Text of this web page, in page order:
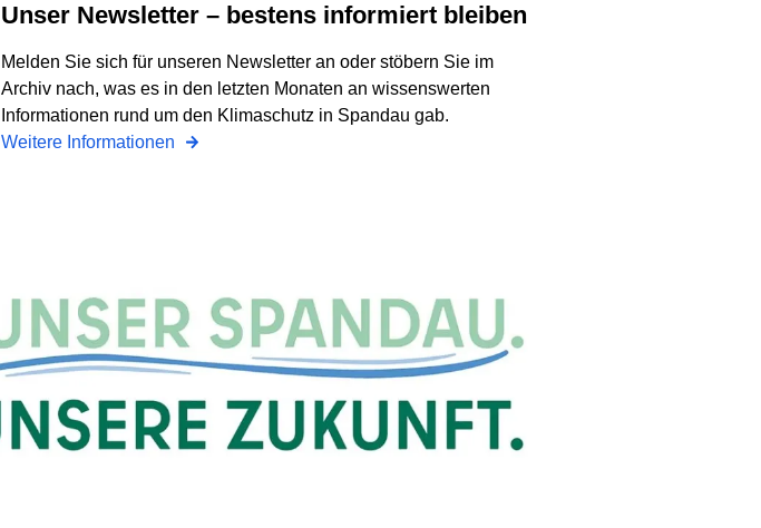
Unser Newsletter – bestens informiert bleiben
Melden Sie sich für unseren Newsletter an oder stöbern Sie im
Archiv nach, was es in den letzten Monaten an wissenswerten
Informationen rund um den Klimaschutz in Spandau gab.
Weitere Informationen